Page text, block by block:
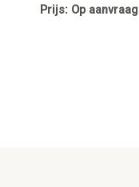
Prijs: Op aanvraag